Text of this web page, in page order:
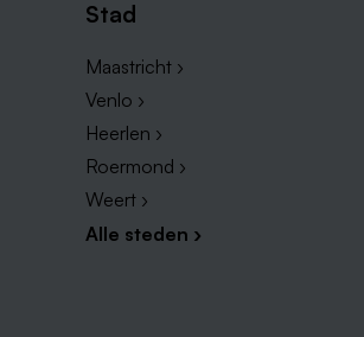
Stad
Maastricht ›
Venlo ›
Heerlen ›
Roermond ›
Weert ›
Alle steden ›